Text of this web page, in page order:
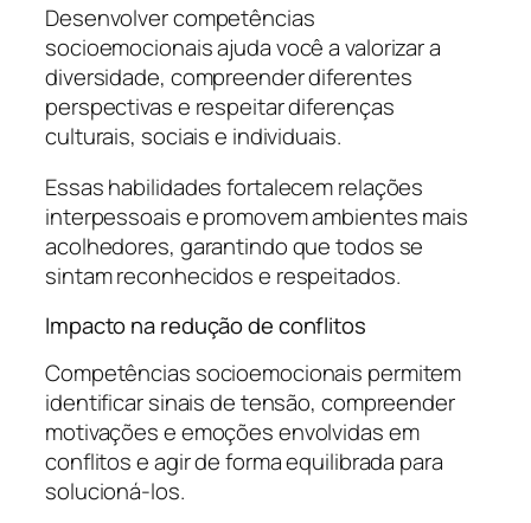
Desenvolver competências
socioemocionais ajuda você a valorizar a
diversidade, compreender diferentes
perspectivas e respeitar diferenças
culturais, sociais e individuais.
Essas habilidades fortalecem relações
interpessoais e promovem ambientes mais
acolhedores, garantindo que todos se
sintam reconhecidos e respeitados.
Impacto na redução de conflitos
Competências socioemocionais permitem
identificar sinais de tensão, compreender
motivações e emoções envolvidas em
conflitos e agir de forma equilibrada para
solucioná-los.